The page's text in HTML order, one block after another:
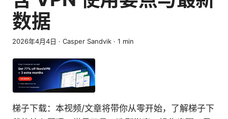
数据
2026年4月4日 · Casper Sandvik · 1 min
梯子下载：本视频/文章将带你从零开始，了解梯子下